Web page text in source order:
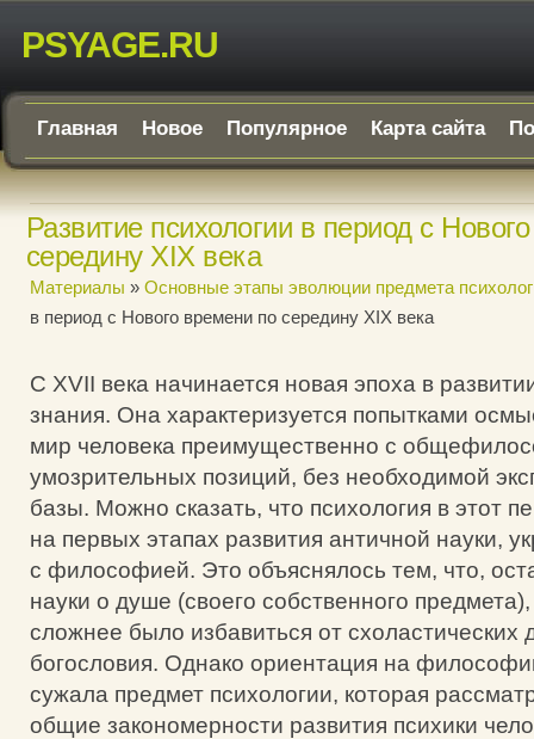
PSYAGE.RU
Главная Новое Популярное Карта сайта
Развитие психологии в период с
середину XIX века
Материалы » Основные этапы эволюции предмета
в период с Нового времени по середину XIX века
С XVII века начинается новая эпоха в
знания. Она характеризуется попытками
мир человека преимущественно с
умозрительных позиций, без необходимой
базы. Можно сказать, что психология в этот
на первых этапах развития античной науки,
с философией. Это объяснялось тем, что,
науки о душе (своего собственного
сложнее было избавиться от схоластических
богословия. Однако ориентация на
сужала предмет психологии, которая
общие закономерности развития психики